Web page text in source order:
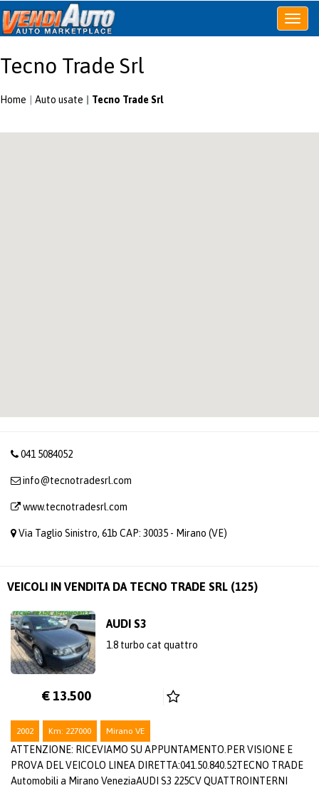
Apri
o
Tecno Trade Srl
Home Auto usate Tecno Trade Srl
041 5084052
info@tecnotradesrl.com
www.tecnotradesrl.com
Via Taglio Sinistro, 61b CAP: 30035 - Mirano (VE)
VEICOLI IN VENDITA DA TECNO TRADE SRL (125)
AUDI S3
1.8 turbo cat quattro
€ 13.500
2002 Km: 227000 Mirano VE
ATTENZIONE: RICEVIAMO SU APPUNTAMENTO.PER VISIONE E
PROVA DEL VEICOLO LINEA DIRETTA:041.50.840.52TECNO TRADE
Automobili a Mirano VeneziaAUDI S3 225CV QUATTROINTERNI